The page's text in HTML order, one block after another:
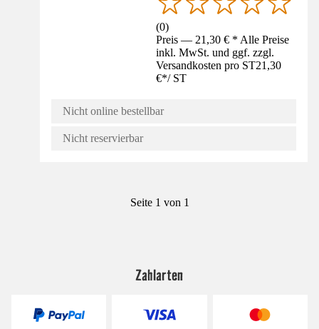
(0)
Preis — 21,30 € * Alle Preise
inkl. MwSt. und ggf. zzgl.
Versandkosten pro ST21,30
€*/ ST
Nicht online bestellbar
Nicht reservierbar
Seite 1 von 1
Zahlarten